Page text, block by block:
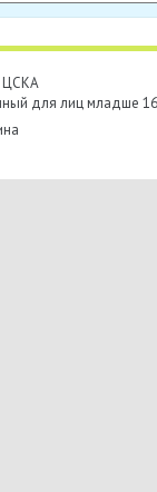
ЦСКА
для лиц младше